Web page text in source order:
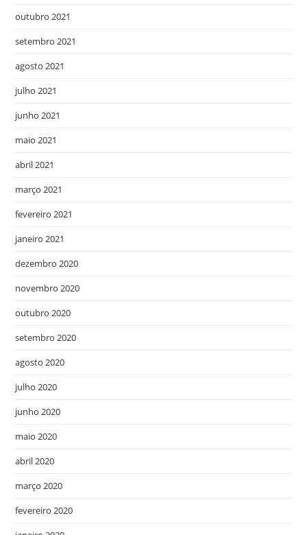
outubro 2021
setembro 2021
agosto 2021
julho 2021
junho 2021
maio 2021
abril 2021
março 2021
fevereiro 2021
janeiro 2021
dezembro 2020
novembro 2020
outubro 2020
setembro 2020
agosto 2020
julho 2020
junho 2020
maio 2020
abril 2020
março 2020
fevereiro 2020